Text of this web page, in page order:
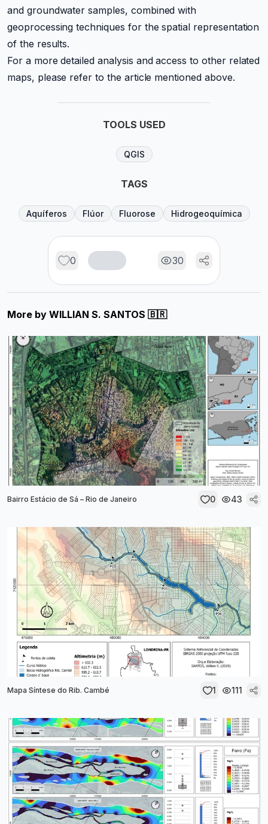
and groundwater samples, combined with
geoprocessing techniques for the spatial representation
of the results.
For a more detailed analysis and access to other related
maps, please refer to the article mentioned above.
TOOLS USED
QGIS
TAGS
Aquíferos Flúor Fluorose Hidrogeoquímica
0 30
More by WILLIAN S. SANTOS 🇧🇷
Bairro Estácio de Sá – Rio de Janeiro 0 43
Mapa Síntese do Rib. Cambé 1 111